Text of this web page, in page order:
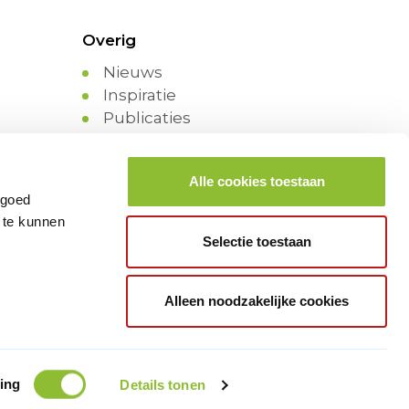
kunnen
Details tonen
Alle cookies toestaan
Selectie toestaan
Alleen noodzakelijke cookies
Overig
Nieuws
Inspiratie
Publicaties
SPV 20 jaar
Projecten
Privacy Cookies Disclaimer